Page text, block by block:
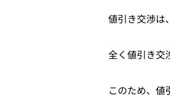
値引き交渉は
全く値引き交
このため、値